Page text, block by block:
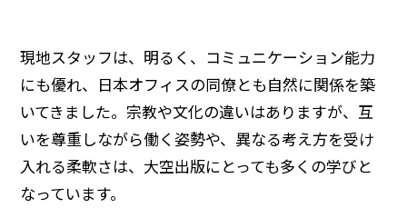
現地スタッフは、明るく、コミュニケーション能力
にも優れ、日本オフィスの同僚とも自然に関係を築
いてきました。宗教や文化の違いはありますが、互
いを尊重しながら働く姿勢や、異なる考え方を受け
入れる柔軟さは、大空出版にとっても多くの学びと
なっています。